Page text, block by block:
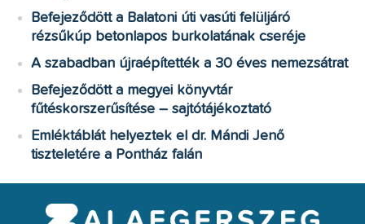
Befejeződött a Balatoni úti vasúti felüljáró
rézsűkúp betonlapos burkolatának cseréje
A szabadban újraépítették a 30 éves nemezsátrat
Befejeződött a megyei könyvtár
fűtéskorszerűsítése – sajtótájékoztató
Emléktáblát helyeztek el dr. Mándi Jenő
tiszteletére a Pontház falán